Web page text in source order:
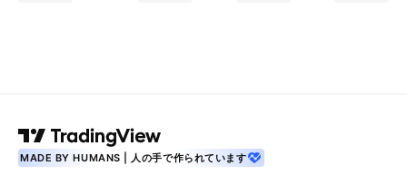
MADE BY HUMANS | 人の手で作られています